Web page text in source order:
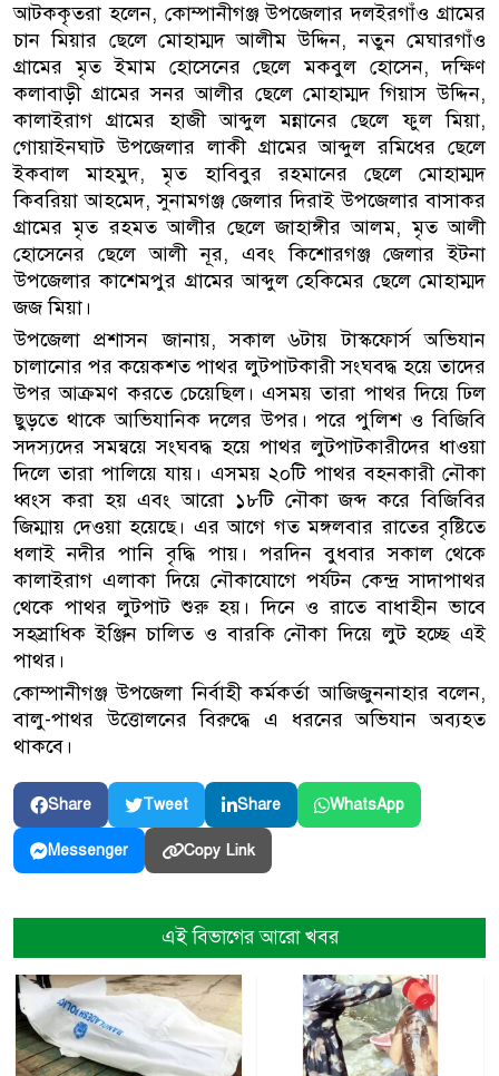
আটককৃতরা হলেন, কোম্পানীগঞ্জ উপজেলার দলইরগাঁও গ্রামের
চান মিয়ার ছেলে মোহাম্মদ আলীম উদ্দিন, নতুন মেঘারগাঁও
গ্রামের মৃত ইমাম হোসেনের ছেলে মকবুল হোসেন, দক্ষিণ
কলাবাড়ী গ্রামের সনর আলীর ছেলে মোহাম্মদ গিয়াস উদ্দিন,
কালাইরাগ গ্রামের হাজী আব্দুল মন্নানের ছেলে ফুল মিয়া,
গোয়াইনঘাট উপজেলার লাকী গ্রামের আব্দুল রমিধের ছেলে
ইকবাল মাহমুদ, মৃত হাবিবুর রহমানের ছেলে মোহাম্মদ
কিবরিয়া আহমেদ, সুনামগঞ্জ জেলার দিরাই উপজেলার বাসাকর
গ্রামের মৃত রহমত আলীর ছেলে জাহাঙ্গীর আলম, মৃত আলী
হোসেনের ছেলে আলী নূর, এবং কিশোরগঞ্জ জেলার ইটনা
উপজেলার কাশেমপুর গ্রামের আব্দুল হেকিমের ছেলে মোহাম্মদ
জজ মিয়া।
উপজেলা প্রশাসন জানায়, সকাল ৬টায় টাস্কফোর্স অভিযান
চালানোর পর কয়েকশত পাথর লুটপাটকারী সংঘবদ্ধ হয়ে তাদের
উপর আক্রমণ করতে চেয়েছিল। এসময় তারা পাথর দিয়ে ঢিল
ছুড়তে থাকে আভিযানিক দলের উপর। পরে পুলিশ ও বিজিবি
সদস্যদের সমন্বয়ে সংঘবদ্ধ হয়ে পাথর লুটপাটকারীদের ধাওয়া
দিলে তারা পালিয়ে যায়। এসময় ২০টি পাথর বহনকারী নৌকা
ধ্বংস করা হয় এবং আরো ১৮টি নৌকা জব্দ করে বিজিবির
জিম্মায় দেওয়া হয়েছে। এর আগে গত মঙ্গলবার রাতের বৃষ্টিতে
ধলাই নদীর পানি বৃদ্ধি পায়। পরদিন বুধবার সকাল থেকে
কালাইরাগ এলাকা দিয়ে নৌকাযোগে পর্যটন কেন্দ্র সাদাপাথর
থেকে পাথর লুটপাট শুরু হয়। দিনে ও রাতে বাধাহীন ভাবে
সহস্রাধিক ইঞ্জিন চালিত ও বারকি নৌকা দিয়ে লুট হচ্ছে এই
পাথর।
কোম্পানীগঞ্জ উপজেলা নির্বাহী কর্মকর্তা আজিজুননাহার বলেন,
বালু-পাথর উত্তোলনের বিরুদ্ধে এ ধরনের অভিযান অব্যহত
থাকবে।
Share Tweet Share WhatsApp
Messenger Copy Link
এই বিভাগের আরো খবর